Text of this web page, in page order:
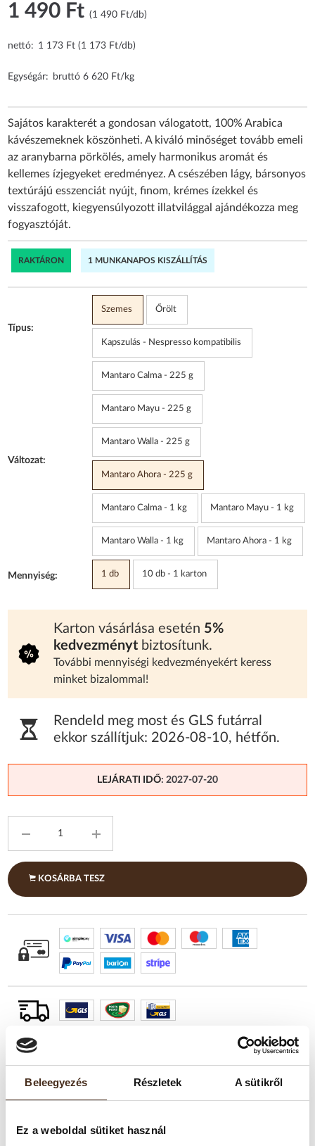
Beleegyezés Részletek A sütikről
Ez a weboldal sütiket használ
1 490 Ft(1 490 Ft/db)
nettó: 1 173 Ft (1 173 Ft/db)
Egységár: bruttó 6 620 Ft/kg
Sajátos karakterét a gondosan válogatott, 100% Arabica
kávészemeknek köszönheti. A kiváló minőséget tovább emeli
az aranybarna pörkölés, amely harmonikus aromát és
kellemes ízjegyeket eredményez. A csészében lágy, bársonyos
textúrájú esszenciát nyújt, finom, krémes ízekkel és
visszafogott, kiegyensúlyozott illatvilággal ajándékozza meg
fogyasztóját.
RAKTÁRON 1 MUNKANAPOS KISZÁLLÍTÁS
Típus:
Szemes Őrölt
Kapszulás - Nespresso kompatibilis
Változat:
Mantaro Calma - 225 g
Mantaro Mayu - 225 g
Mantaro Walla - 225 g
Mantaro Ahora - 225 g
Mantaro Calma - 1 kg Mantaro Mayu - 1 kg
Mantaro Walla - 1 kg Mantaro Ahora - 1 kg
Mennyiség: 1 db 10 db - 1 karton
Karton vásárlása esetén 5%
kedvezményt biztosítunk.
További mennyiségi kedvezményekért keress
minket bizalommal!
Rendeld meg most és GLS futárral
ekkor szállítjuk: 2026-08-10, hétfőn.
LEJÁRATI IDŐ: 2027-07-20
KOSÁRBA TESZ
TERMÉKLEÍRÁS
Sajátos karakterét a gondosan válogatott, 100% Arabica
az aranybarna pörkölés, amely harmonikus aromát és